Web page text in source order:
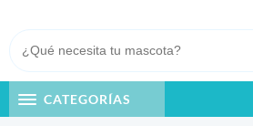
CATEGORÍAS